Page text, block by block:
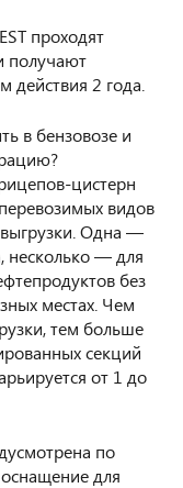
проходят
получают
2 года.
в бензовозе и
цистерн
видов
выгрузки. Одна —
несколько — для
без
местах. Чем
тем больше
секций
от 1 до
по
для